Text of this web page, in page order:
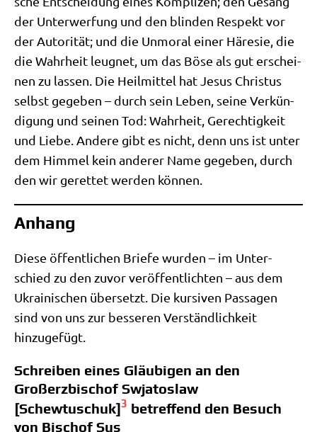
der Unter­wer­fung und den blin­den Respekt vor
der Auto­ri­tät; und die Unmo­ral einer Häre­sie, die
die Wahr­heit leug­net, um das Böse als gut erschei­
nen zu las­sen. Die Heil­mit­tel hat Jesus Chri­stus
selbst gege­ben – durch sein Leben, sei­ne Ver­kün­
di­gung und sei­nen Tod: Wahr­heit, Gerech­tig­keit
und Lie­be. Ande­re gibt es nicht, denn uns ist unter
dem Him­mel kein ande­rer Name gege­ben, durch
den wir geret­tet wer­den können.
Anhang
Die­se öffent­li­chen Brie­fe wur­den – im Unter­
schied zu den zuvor ver­öf­fent­lich­ten – aus dem
Ukrai­ni­schen über­setzt. Die kur­si­ven Pas­sa­gen
sind von uns zur bes­se­ren Ver­ständ­lich­keit
hinzugefügt.
Schreiben eines Gläubigen an den
Großerzbischof Swjatoslaw
[Schewtuschuk]3 betreffend den Besuch
von Bischof Sus